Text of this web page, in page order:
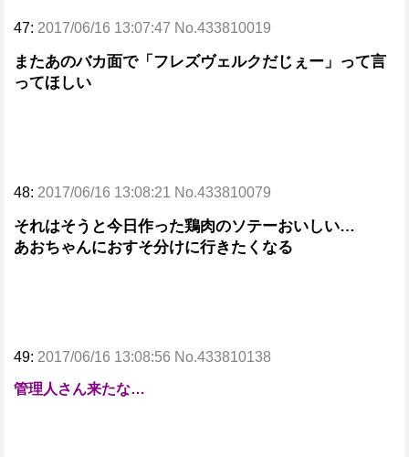
47: 2017/06/16 13:07:47 No.433810019
またあのバカ面で「フレズヴェルクだじぇー」って言
ってほしい
48: 2017/06/16 13:08:21 No.433810079
それはそうと今日作った鶏肉のソテーおいしい…
あおちゃんにおすそ分けに行きたくなる
49: 2017/06/16 13:08:56 No.433810138
管理人さん来たな…